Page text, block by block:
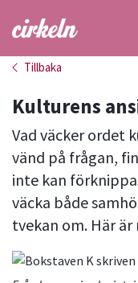
Gå till
Tillbaka
Kulturens
Vad väcker ordet
vänd på frågan,
inte kan
väcka både
tvekan om. Här